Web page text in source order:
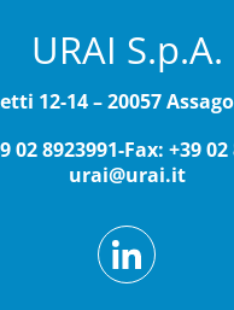
URAI S.p.A.
12-14 – 20057
02 8923991-Fax: +39 02
urai@urai.it